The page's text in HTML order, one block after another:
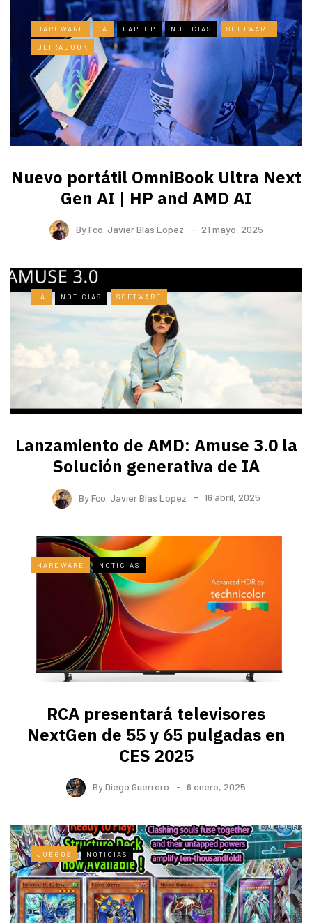
HARDWARE IA LAPTOP NOTICIAS SOFTWARE
ULTRABOOK
Nuevo portátil OmniBook Ultra ​Next
Gen AI | HP and AMD AI
ByFco. Javier Blas Lopez 21 mayo, 2025
IA NOTICIAS SOFTWARE
Lanzamiento de AMD: Amuse 3.0 la
Solución generativa de IA
ByFco. Javier Blas Lopez 16 abril, 2025
HARDWARE NOTICIAS
RCA presentará televisores
NextGen de 55 y 65 pulgadas en
CES 2025
ByDiego Guerrero 6 enero, 2025
JUEGOS NOTICIAS